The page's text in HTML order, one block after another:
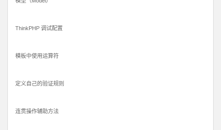
ThinkPHP 调试配置
模板中使用运算符
定义自己的验证规则
连贯操作辅助方法